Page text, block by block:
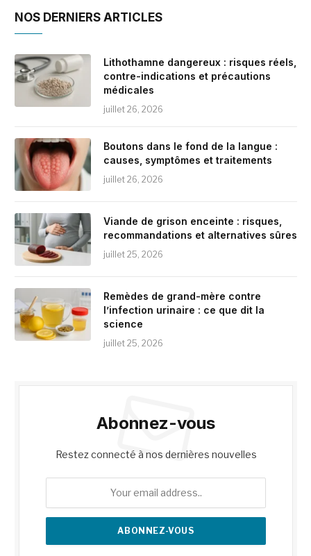
NOS DERNIERS ARTICLES
Lithothamne dangereux : risques réels,
contre-indications et précautions
médicales
juillet 26, 2026
Boutons dans le fond de la langue :
causes, symptômes et traitements
juillet 26, 2026
Viande de grison enceinte : risques,
recommandations et alternatives sûres
juillet 25, 2026
Remèdes de grand-mère contre
l’infection urinaire : ce que dit la
science
juillet 25, 2026
Abonnez-vous
Restez connecté à nos dernières nouvelles